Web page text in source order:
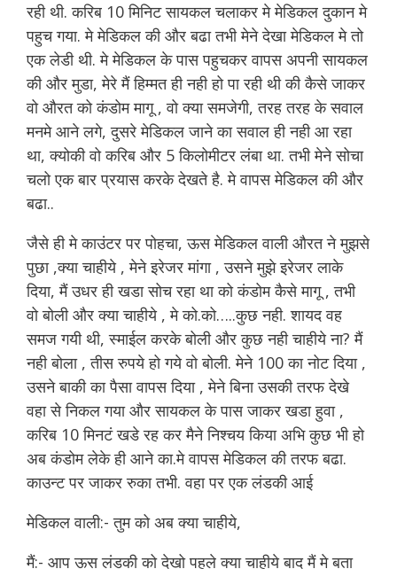
रही थी. करिब 10 मिनिट सायकल चलाकर मे मेडिकल दुकान मे
पहुच गया. मे मेडिकल की और बढा तभी मेने देखा मेडिकल मे तो
एक लेडी थी. मे मेडिकल के पास पहुचकर वापस अपनी सायकल
की और मुडा, मेरे मैं हिम्मत ही नही हो पा रही थी की कैसे जाकर
वो औरत को कंडोम मागू , वो क्या समजेगी, तरह तरह के सवाल
मनमे आने लगे, दुसरे मेडिकल जाने का सवाल ही नही आ रहा
था, क्योकी वो करिब और 5 किलोमीटर लंबा था. तभी मेने सोचा
चलो एक बार प्रयास करके देखते है. मे वापस मेडिकल की और
बढा..
जैसे ही मे काउंटर पर पोहचा, ऊस मेडिकल वाली औरत ने मुझसे
पुछा ,क्या चाहीये , मेने इरेजर मांगा , उसने मुझे इरेजर लाके
दिया, मैं उधर ही खडा सोच रहा था को कंडोम कैसे मागू , तभी
वो बोली और क्या चाहीये , मे को.को…..कुछ नही. शायद वह
समज गयी थी, स्माईल करके बोली और कुछ नही चाहीये ना? मैं
नही बोला , तीस रुपये हो गये वो बोली. मेने 100 का नोट दिया ,
उसने बाकी का पैसा वापस दिया , मेने बिना उसकी तरफ देखे
वहा से निकल गया और सायकल के पास जाकर खडा हुवा ,
करिब 10 मिनटं खडे रह कर मैने निश्चय किया अभि कुछ भी हो
अब कंडोम लेके ही आने का.मे वापस मेडिकल की तरफ बढा.
काउन्ट पर जाकर रुका तभी. वहा पर एक लंडकी आई
मेडिकल वाली:- तुम को अब क्या चाहीये,
मैं:- आप ऊस लंडकी को देखो पहले क्या चाहीये बाद मैं मे बता